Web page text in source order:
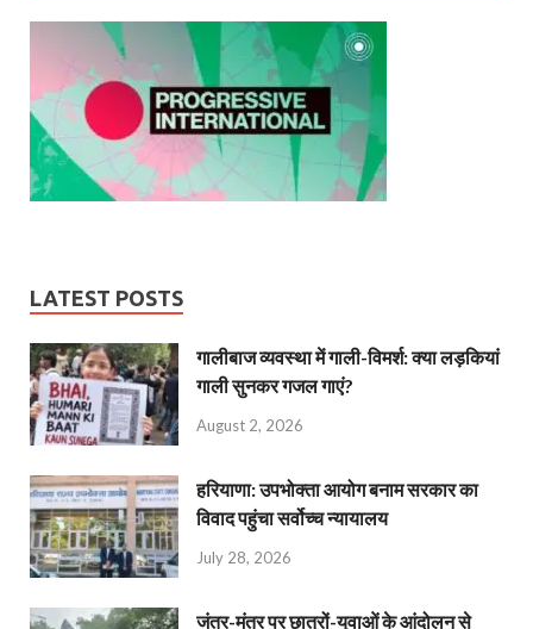
LATEST POSTS
गालीबाज व्‍यवस्‍था में गाली-विमर्श: क्या लड़कियां
गाली सुनकर गजल गाएं?
August 2, 2026
हरियाणा: उपभोक्ता आयोग बनाम सरकार का
विवाद पहुंचा सर्वोच्च न्यायालय
July 28, 2026
जंतर-मंतर पर छात्रों-युवाओं के आंदोलन से